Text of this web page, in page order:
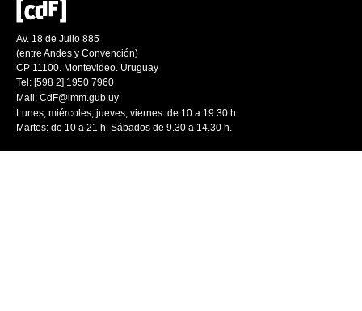
Av. 18 de Julio 885
(entre Andes y Convención)
CP 11100. Montevideo. Uruguay
Tel: [598 2] 1950 7960
Mail: CdF@imm.gub.uy
Lunes, miércoles, jueves, viernes: de 10 a 19.30 h.
Martes: de 10 a 21 h. Sábados de 9.30 a 14.30 h.